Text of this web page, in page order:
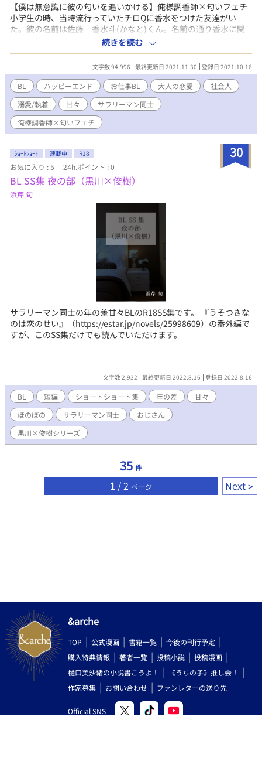
【僕は無意識に彼の匂いを追いかける】俺様調香師×匂いフェチ
小学生の時、当時流行っていたチロQに香水をつけた友達がい
た。彼の名前は佐藤 香水斗(かなと)くん。名前の通り香水に関
わる調香師になって、僕と再会を果たした。 『お前に似合う香水
を俺が作ってやるよ』その一言から僕と香水斗くんの関係が始ま
った。 仕事に勤しむタッグの間に恋が芽生える物語になるお仕事
BL。社会人を主人公とした現代恋愛物語です。 表紙は紅様
(@xdkzw48)に描いていただきました。 密着度がたまらなく好き
です。
続きを読む
文字数 94,996 最終更新日 2021.11.30 登録日 2021.10.16
BL ハッピーエンド お仕事BL 大人の恋愛
社会人
溺愛/執着
甘々
サラリーマン同士
俺様調香師×匂いフェチ
30
ｼｮｰﾄｼｮｰﾄ 連載中 R18
お気に入り : 5 24h.ポイント : 0
BL SS集 夜の部（黒川×俊樹）
浜芹 旬
サラリーマン同士の年の差甘々BLのR18SS集です。 『うそつきな
のは恋のせい』（https://estar.jp/novels/25998609）の番外編で
すが、このSS集だけでも読んでいただけます。
文字数 2,932 最終更新日 2022.8.16 登録日 2022.8.16
BL 短編 ショートショート集 年の差
甘々
ほのぼの
サラリーマン同士
おじさん
黒川×俊樹シリーズ
35 件
1 / 2 ページ Next
&arche
TOP 公式漫画 書籍一覧
今後の刊行予定
購入特典情報
著者一覧 投稿小説
投稿漫画
樋口美沙緒の小説書こうよ！
《うちの子》推し会！
作家募集
お問い合わせ ファンレターの送り先
Official SNS